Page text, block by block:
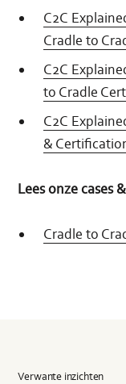
C2C
Cradle to
C2C
to Cradle
C2C
&
Lees onze cases
Cradle to
Verwante inzichten